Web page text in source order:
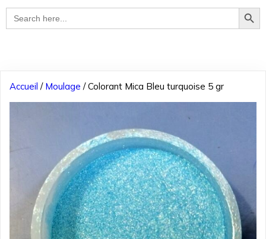
Search
for:
Search Button
Accueil / Moulage / Colorant Mica Bleu turquoise 5 gr